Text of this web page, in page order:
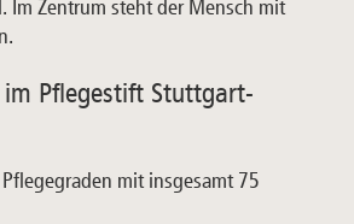
Im Zentrum steht der Mensch mit
im Pflegestift Stuttgart-
mit insgesamt 75